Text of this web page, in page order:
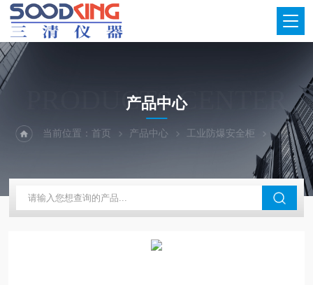
PRODUCTS CENTER
产品中心
当前位置：首页 产品中心 工业防爆安全柜 化学品